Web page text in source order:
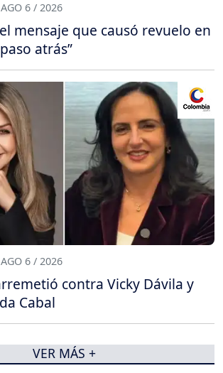
6 / 2026
mensaje que causó revuelo en
atrás”
6 / 2026
contra Vicky Dávila y
Cabal
VER MÁS +